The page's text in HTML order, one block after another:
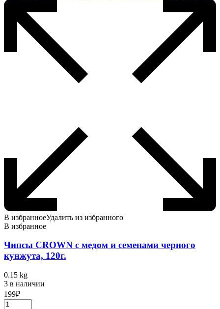
В избранноеУдалить из избранного
В избранное
Чипсы CROWN с медом и семенами черного
кунжута, 120г.
0.15 kg
3 в наличии
199₽